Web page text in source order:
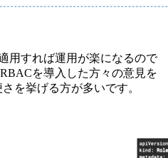
用すれば運用が楽になるので
を導入した方々の意見を
を挙げる方が多いです。